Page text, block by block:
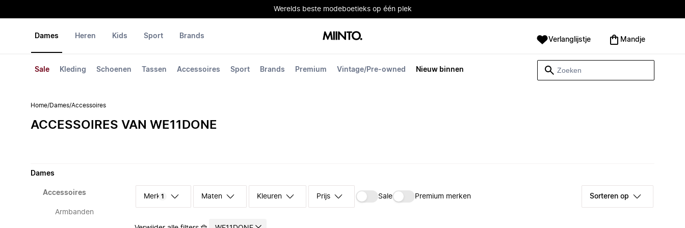
Werelds beste modeboetieks op één plek
Dames
Sale Kleding Schoenen Tassen Accessoires Sport Brands Premium Vintage/Pre-owned Nieuw binnen
Heren Kids Sport Brands Verlanglijstje Mandje
Home/Dames/Accessoires
ACCESSOIRES VAN WE11DONE
Dames
Accessoires
Armbanden
Merk 1 Maten Kleuren Prijs Sale Premium merken Sorteren op